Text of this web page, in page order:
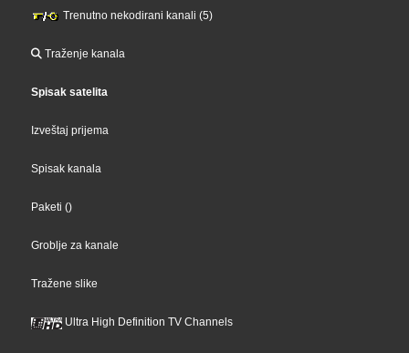
Trenutno nekodirani kanali (5)
Traženje kanala
Spisak satelita
Izveštaj prijema
Spisak kanala
Paketi ()
Groblje za kanale
Tražene slike
Ultra High Definition TV Channels